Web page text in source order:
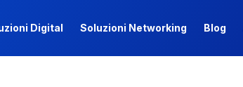
Digital Soluzioni Networking Blog
Digital Soluzioni Networking